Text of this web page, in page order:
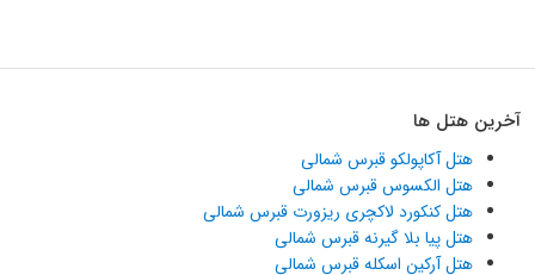
آخرین هتل ها
هتل آکاپولکو قبرس شمالی
هتل الکسوس قبرس شمالی
هتل کنکورد لاکچری ریزورت قبرس شمالی
هتل پیا بلا گیرنه قبرس شمالی
هتل آرکین اسکله قبرس شمالی